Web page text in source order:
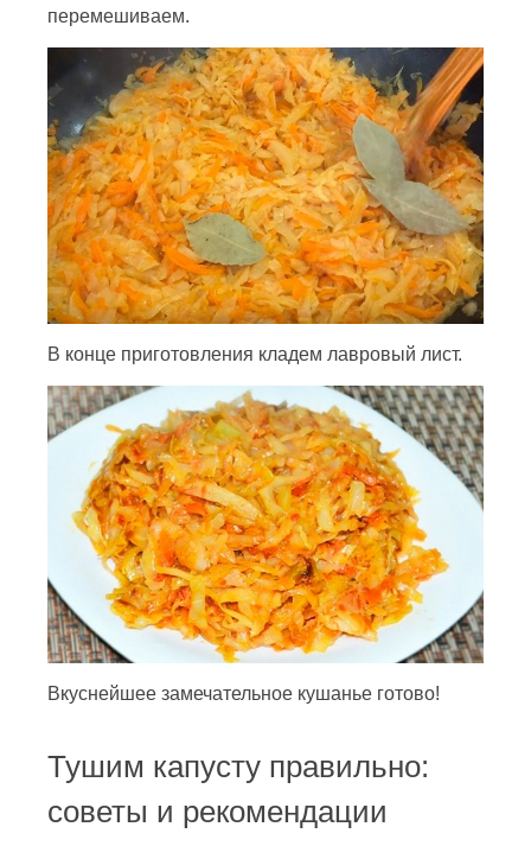
перемешиваем.
В конце приготовления кладем лавровый лист.
Вкуснейшее замечательное кушанье готово!
Тушим капусту правильно:
советы и рекомендации